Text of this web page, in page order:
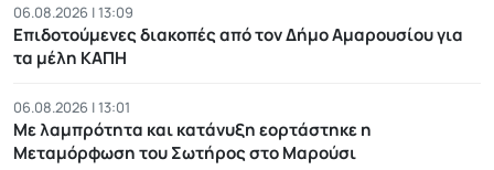
06.08.2026 | 13:09
Επιδοτούμενες διακοπές από τον Δήμο Αμαρουσίου για
τα μέλη ΚΑΠΗ
06.08.2026 | 13:01
Με λαμπρότητα και κατάνυξη εορτάστηκε η
Μεταμόρφωση του Σωτήρος στο Μαρούσι